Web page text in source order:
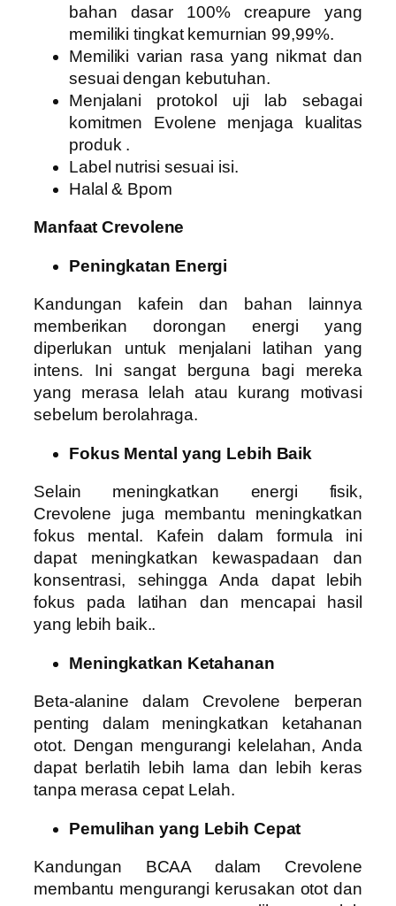
bahan dasar 100% creapure yang
memiliki tingkat kemurnian 99,99%.
Memiliki varian rasa yang nikmat dan
sesuai dengan kebutuhan.
Menjalani protokol uji lab sebagai
komitmen Evolene menjaga kualitas
produk .
Label nutrisi sesuai isi.
Halal & Bpom
Manfaat Crevolene
Peningkatan Energi
Kandungan kafein dan bahan lainnya
memberikan dorongan energi yang
diperlukan untuk menjalani latihan yang
intens. Ini sangat berguna bagi mereka
yang merasa lelah atau kurang motivasi
sebelum berolahraga.
Fokus Mental yang Lebih Baik
Selain meningkatkan energi fisik,
Crevolene juga membantu meningkatkan
fokus mental. Kafein dalam formula ini
dapat meningkatkan kewaspadaan dan
konsentrasi, sehingga Anda dapat lebih
fokus pada latihan dan mencapai hasil
yang lebih baik..
Meningkatkan Ketahanan
Beta-alanine dalam Crevolene berperan
penting dalam meningkatkan ketahanan
otot. Dengan mengurangi kelelahan, Anda
dapat berlatih lebih lama dan lebih keras
tanpa merasa cepat Lelah.
Pemulihan yang Lebih Cepat
Kandungan BCAA dalam Crevolene
membantu mengurangi kerusakan otot dan